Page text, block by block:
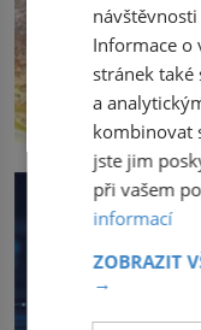
Informace o
stránek
a
kombinovat
jste jim
při vašem
informací
ZOBRAZIT
→